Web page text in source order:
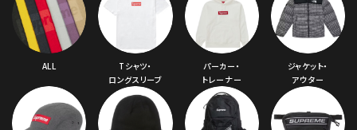
ALL
Tシャツ・
ロングスリーブ
パーカー・
トレーナー
ジャケット・
アウター